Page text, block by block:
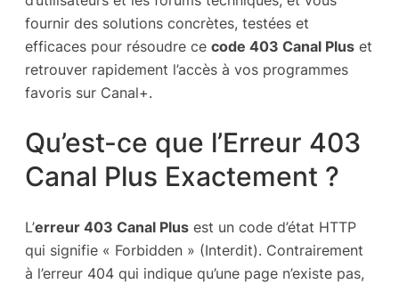
fournir des solutions concrètes, testées et
efficaces pour résoudre ce code 403 Canal Plus et
retrouver rapidement l’accès à vos programmes
favoris sur Canal+.
Qu’est-ce que l’Erreur 403
Canal Plus Exactement ?
L’erreur 403 Canal Plus est un code d’état HTTP
qui signifie « Forbidden » (Interdit). Contrairement
à l’erreur 404 qui indique qu’une page n’existe pas,